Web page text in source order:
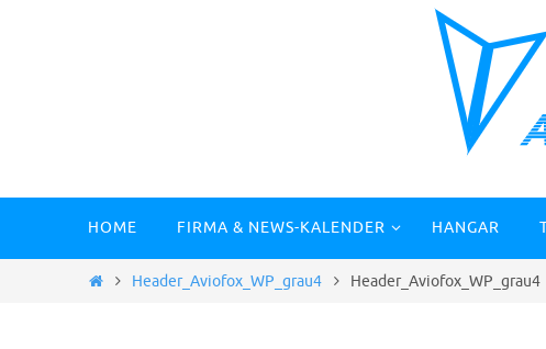
springen
HOME FIRMA & NEWS-KALENDER HANGAR
StartHeader_Aviofox_WP_grau4 Header_Aviofox_WP_grau4